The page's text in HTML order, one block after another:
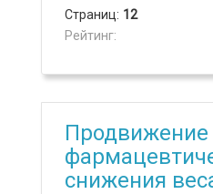
Страниц: 12
Рейтинг:
Продвижение
снижения